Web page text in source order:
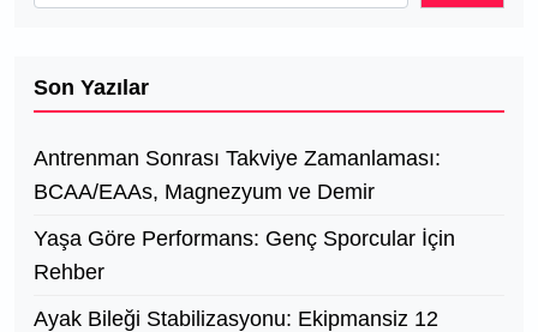
Son Yazılar
Antrenman Sonrası Takviye Zamanlaması:
BCAA/EAAs, Magnezyum ve Demir
Yaşa Göre Performans: Genç Sporcular İçin
Rehber
Ayak Bileği Stabilizasyonu: Ekipmansiz 12